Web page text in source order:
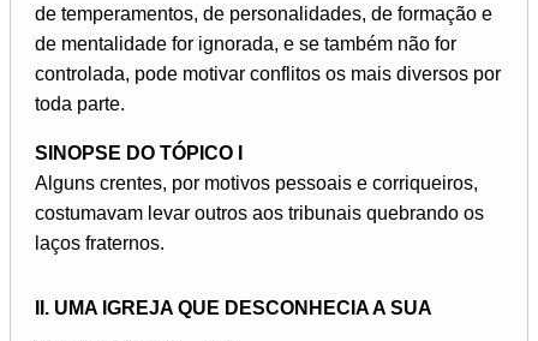
de temperamentos, de personalidades, de formação e
de mentalidade for ignorada, e se também não for
controlada, pode motivar conflitos os mais diversos por
toda parte.
SINOPSE DO TÓPICO I
Alguns crentes, por motivos pessoais e corriqueiros,
costumavam levar outros aos tribunais quebrando os
laços fraternos.
II. UMA IGREJA QUE DESCONHECIA A SUA